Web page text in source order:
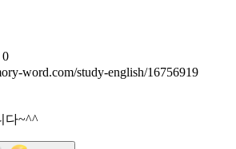
0
word.com/study-english/16756919
다~^^